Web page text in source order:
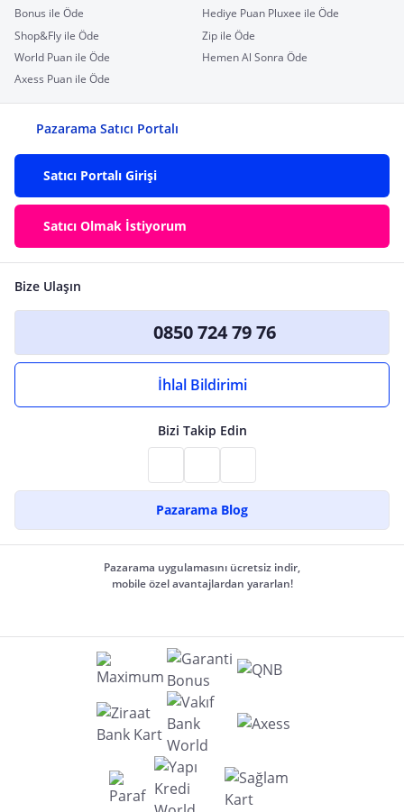
Bonus ile Öde
Hediye Puan Pluxee ile Öde
Shop&Fly ile Öde
Zip ile Öde
World Puan ile Öde
Hemen Al Sonra Öde
Axess Puan ile Öde
Pazarama Satıcı Portalı
Satıcı Portalı Girişi
Satıcı Olmak İstiyorum
Bize Ulaşın
0850 724 79 76
İhlal Bildirimi
Bizi Takip Edin
Pazarama Blog
Pazarama uygulamasını ücretsiz indir,
mobile özel avantajlardan yararlan!